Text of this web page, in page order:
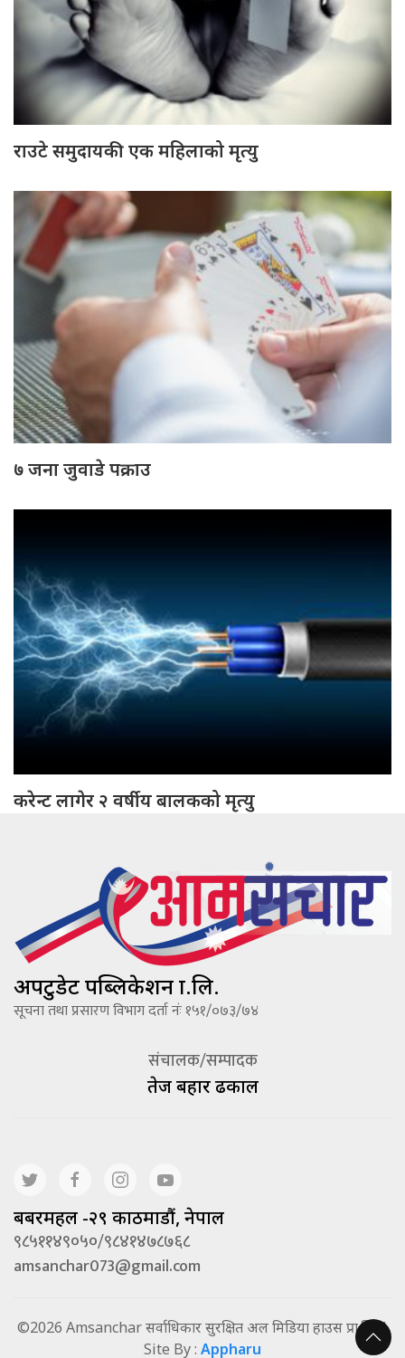
राउटे समुदायकी एक महिलाको मृत्यु
७ जना जुवाडे पक्राउ
करेन्ट लागेर २ वर्षीय बालकको मृत्यु
अपटुडेट पब्लिकेशन प्रा.लि.
सूचना तथा प्रसारण विभाग दर्ता नंः १५१/०७३/७४
संचालक/सम्पादक
तेज बहादूर ढकाल
बबरमहल -२९ काठमाडौं, नेपाल
९८५११४९०५०/९८४१४७८७६८
amsanchar073@gmail.com
©2026 Amsanchar सर्वाधिकार सुरक्षित अल मिडिया हाउस प्रा.लि. |
Site By : Appharu